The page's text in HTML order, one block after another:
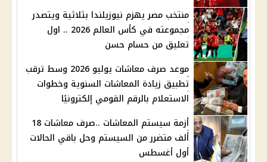
منتخب مصر يهزم نيوزيلندا بثلاثية ويتصدر
مجموعته في كأس العالم 2026 .. اول
تعليق من حسام حسن
موعد صرف معاشات يوليو 2026 وسط ترقب
تطبيق زيادة المعاشات السنوية وخطوات
الاستعلام بالرقم القومي إلكترونيًا
أزمة سيستم المعاشات ..صرف معاشات 18
ألف متضرر من السيستم وحل باقي الحالات
أول أغسطس